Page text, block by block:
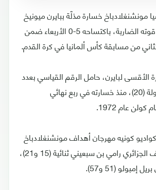
مونشنغلادباخ خسارة مذلّة ببايرن ميونيخ
الذي لعب بكامل قوته الضاربة، باكتساحه 5-0 الأربعاء ضمن
من مسابقة كأس ألمانيا في كرة القدم.
لبايرن، حامل الرقم القياسي بعدد
الألقاب في البطولة (20)، منذ خسارته في ربع نهائي
كونيه مهرجان أهداف مونشنغلادباخ
(2)، قبل أن يضيف الجزائري رامي بن سبعيني ثنائية (15 و21)،
(51 و57).